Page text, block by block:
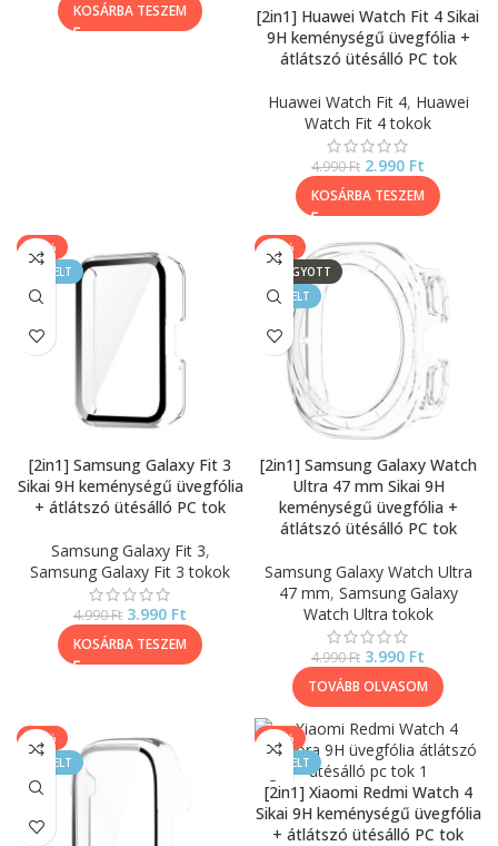
KOSÁRBA TESZEM
[2in1] Huawei Watch Fit 4 Sikai
9H keménységű üvegfólia +
átlátszó ütésálló PC tok
Huawei Watch Fit 4, Huawei
Watch Fit 4 tokok
4.990Ft 2.990 Ft
KOSÁRBA TESZEM
-20%
KIEMELT
[2in1] Samsung Galaxy Fit 3
Sikai 9H keménységű üvegfólia
+ átlátszó ütésálló PC tok
Samsung Galaxy Fit 3,
Samsung Galaxy Fit 3 tokok
4.990Ft 3.990 Ft
KOSÁRBA TESZEM
-20%
ELFOGYOTT
KIEMELT
[2in1] Samsung Galaxy Watch
Ultra 47 mm Sikai 9H
keménységű üvegfólia +
átlátszó ütésálló PC tok
Samsung Galaxy Watch Ultra
47 mm, Samsung Galaxy
Watch Ultra tokok
4.990Ft 3.990 Ft
TOVÁBB OLVASOM
-40%
KIEMELT
-20%
KIEMELT
[2in1] Xiaomi Redmi Watch 4
Sikai 9H keménységű üvegfólia
+ átlátszó ütésálló PC tok